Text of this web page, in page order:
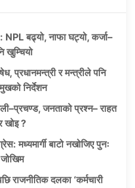
NPL बढ्यो, नाफा घट्यो, कर्जा–
खुम्चियो
प्रधानमन्त्री र मन्त्रीले पनि
निर्देशन
जनताको प्रश्न– राहत
खोइ ?
मध्यमार्गी बाटो नखोजिए पुनः
राजनीतिक दलका ‘कर्मचारी